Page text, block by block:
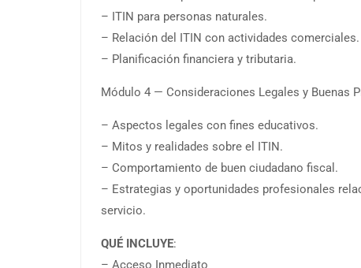
– ITIN para personas naturales.
– Relación del ITIN con actividades comerciales.
– Planificación financiera y tributaria.
Módulo 4 — Consideraciones Legales y Buenas
– Aspectos legales con fines educativos.
– Mitos y realidades sobre el ITIN.
– Comportamiento de buen ciudadano fiscal.
– Estrategias y oportunidades profesionales
servicio.
QUÉ INCLUYE:
– Acceso Inmediato